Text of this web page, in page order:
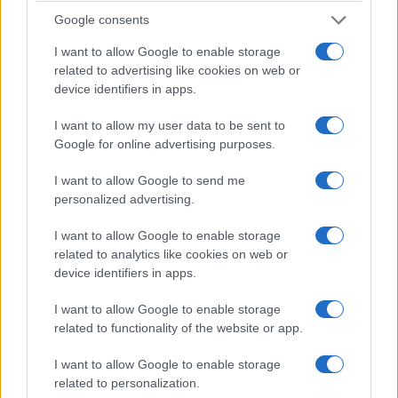
Google consents
I want to allow Google to enable storage
related to advertising like cookies on web or
device identifiers in apps.
I want to allow my user data to be sent to
Google for online advertising purposes.
I want to allow Google to send me
personalized advertising.
I want to allow Google to enable storage
related to analytics like cookies on web or
device identifiers in apps.
I want to allow Google to enable storage
related to functionality of the website or app.
I want to allow Google to enable storage
related to personalization.
diversi,
ma in Medio Oriente finiscono
soluzione complessiva: fermare la guerra a Gaza,
disarmare Hamas, avviare la ricostruzione e
confronto con l’Iran. Ma gli alleati e gli avversari
degli Stati Uniti continuano a mettere sul tavolo le
proprie condizioni. Israele dice: prima Hamas
deve essere disarmata. L’Iran dice: prima devono
essere affrontate le condizioni poste da Teheran.
Hamas chiede agli Stati Uniti di fermare
Netanyahu. Egli Stati Uniti cercano di tenere
insieme una partita diplomaticache, al
momento, appare tutt’altro che chiusa. Nel
frattempo gli Houthi hanno attaccato le forze